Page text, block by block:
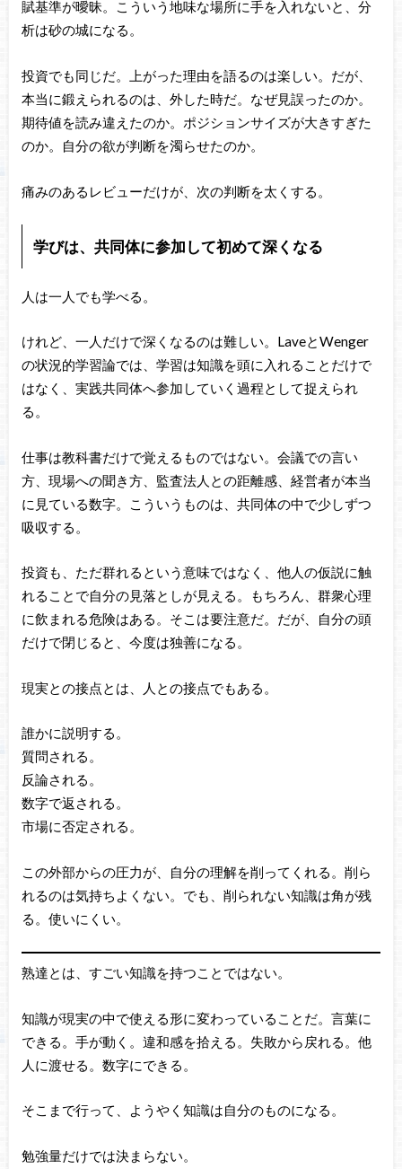
賦基準が曖昧。こういう地味な場所に手を入れないと、分
析は砂の城になる。
投資でも同じだ。上がった理由を語るのは楽しい。だが、
本当に鍛えられるのは、外した時だ。なぜ見誤ったのか。
期待値を読み違えたのか。ポジションサイズが大きすぎた
のか。自分の欲が判断を濁らせたのか。
痛みのあるレビューだけが、次の判断を太くする。
学びは、共同体に参加して初めて深くなる
人は一人でも学べる。
けれど、一人だけで深くなるのは難しい。LaveとWenger
の状況的学習論では、学習は知識を頭に入れることだけで
はなく、実践共同体へ参加していく過程として捉えられ
る。
仕事は教科書だけで覚えるものではない。会議での言い
方、現場への聞き方、監査法人との距離感、経営者が本当
に見ている数字。こういうものは、共同体の中で少しずつ
吸収する。
投資も、ただ群れるという意味ではなく、他人の仮説に触
れることで自分の見落としが見える。もちろん、群衆心理
に飲まれる危険はある。そこは要注意だ。だが、自分の頭
だけで閉じると、今度は独善になる。
現実との接点とは、人との接点でもある。
誰かに説明する。
質問される。
反論される。
数字で返される。
市場に否定される。
この外部からの圧力が、自分の理解を削ってくれる。削ら
れるのは気持ちよくない。でも、削られない知識は角が残
る。使いにくい。
熟達とは、すごい知識を持つことではない。
知識が現実の中で使える形に変わっていることだ。言葉に
できる。手が動く。違和感を拾える。失敗から戻れる。他
人に渡せる。数字にできる。
そこまで行って、ようやく知識は自分のものになる。
勉強量だけでは決まらない。